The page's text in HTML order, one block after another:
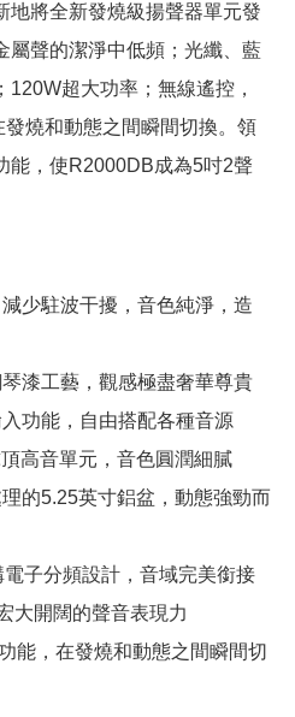
地將全新發燒級揚聲器單元發
屬聲的潔淨中低頻；光纖、藍
超大功率；無線遙控，
燒和動態之間瞬間切換。領
能，使R2000DB成為5吋2聲
少駐波干擾，音色純淨，造
漆工藝，觀感極盡奢華尊貴
功能，自由搭配各種音源
高音單元，音色圓潤細膩
的5.25英寸鋁盆，動態強勁而
子分頻設計，音域完美銜接
大開闊的聲音表現力
能，在發燒和動態之間瞬間切